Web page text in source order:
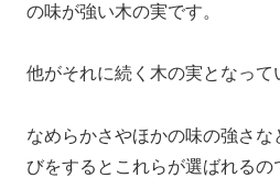
の味が強い木の実です。
他がそれに続く木の実となって
なめらかさやほかの味の強さ
びをするとこれらが選ばれるの